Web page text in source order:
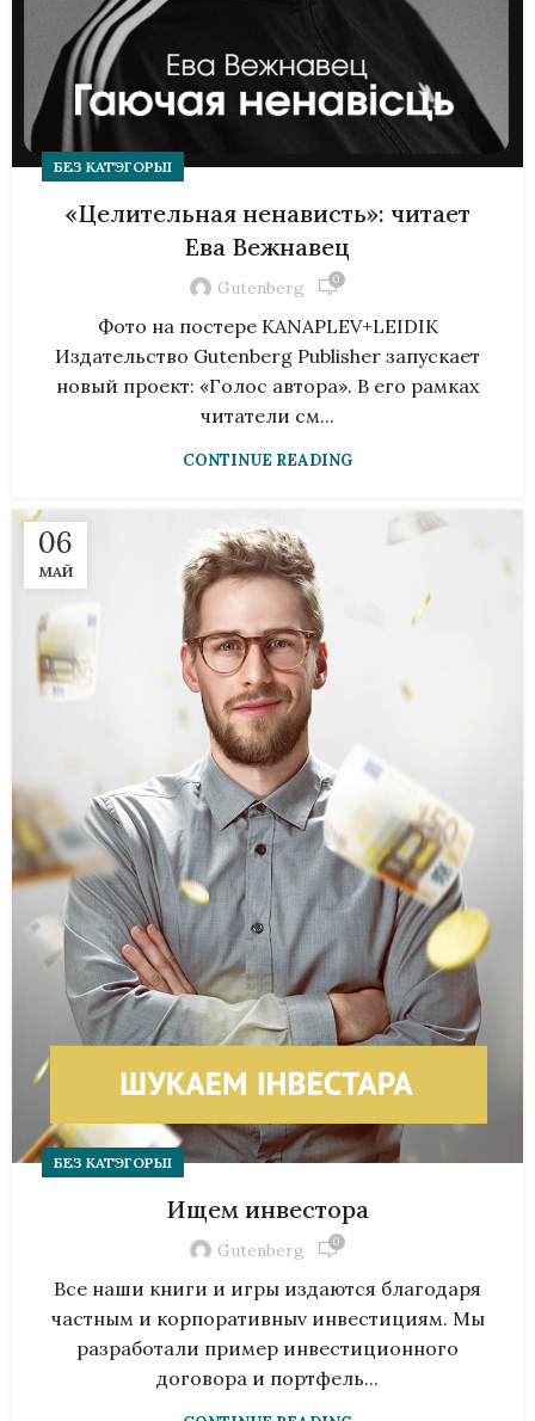
БЕЗ КАТЭГОРЫІ
«Целительная ненависть»: читает
Ева Вежнавец
Gutenberg 0
Фото на постере KANAPLEV+LEIDIK
Издательство Gutenberg Publisher запускает
новый проект: «Голос автора». В его рамках
читатели см...
CONTINUE READING
06
МАЙ
БЕЗ КАТЭГОРЫІ
Ищем инвестора
Gutenberg 0
Все наши книги и игры издаются благодаря
частным и корпоративныv инвестициям. Мы
разработали пример инвестиционного
договора и портфель...